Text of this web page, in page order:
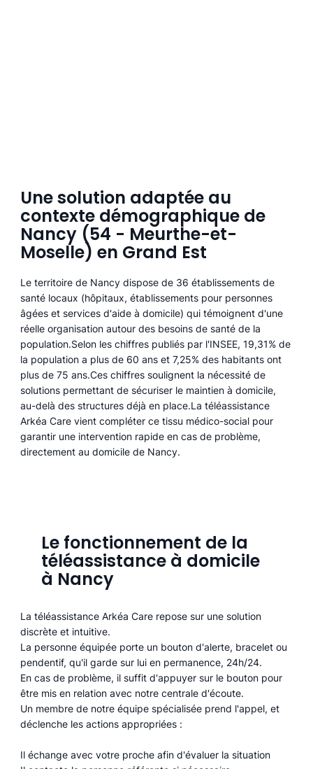
Une solution adaptée au
contexte démographique de
Nancy (54 - Meurthe-et-
Moselle) en Grand Est
Le territoire de Nancy dispose de 36 établissements de
santé locaux (hôpitaux, établissements pour personnes
âgées et services d'aide à domicile) qui témoignent d'une
réelle organisation autour des besoins de santé de la
population.Selon les chiffres publiés par l'INSEE, 19,31% de
la population a plus de 60 ans et 7,25% des habitants ont
plus de 75 ans.Ces chiffres soulignent la nécessité de
solutions permettant de sécuriser le maintien à domicile,
au-delà des structures déjà en place.La téléassistance
Arkéa Care vient compléter ce tissu médico-social pour
garantir une intervention rapide en cas de problème,
directement au domicile de Nancy.
Le fonctionnement de la
téléassistance à domicile
à Nancy
La téléassistance Arkéa Care repose sur une solution
discrète et intuitive.
La personne équipée porte un bouton d'alerte, bracelet ou
pendentif, qu'il garde sur lui en permanence, 24h/24.
En cas de problème, il suffit d'appuyer sur le bouton pour
être mis en relation avec notre centrale d'écoute.
Un membre de notre équipe spécialisée prend l'appel, et
déclenche les actions appropriées :
Il échange avec votre proche afin d'évaluer la situation